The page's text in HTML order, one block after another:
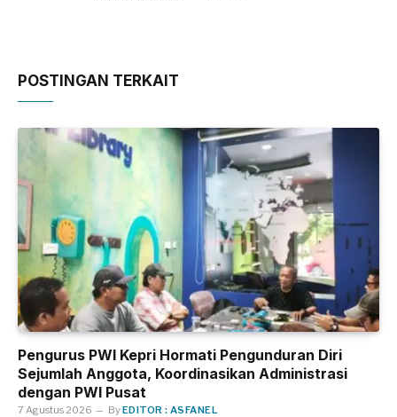
POSTINGAN TERKAIT
Pengurus PWI Kepri Hormati Pengunduran Diri
Sejumlah Anggota, Koordinasikan Administrasi
dengan PWI Pusat
7 Agustus 2026 ByEDITOR : ASFANEL